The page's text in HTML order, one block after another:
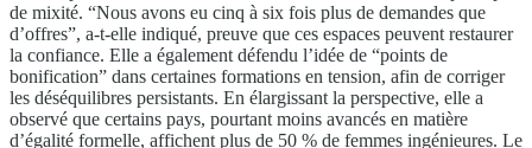
de mixité. “Nous avons eu cinq à six fois plus de demandes que
d’offres”, a-t-elle indiqué, preuve que ces espaces peuvent restaurer
la confiance. Elle a également défendu l’idée de “points de
bonification” dans certaines formations en tension, afin de corriger
les déséquilibres persistants. En élargissant la perspective, elle a
observé que certains pays, pourtant moins avancés en matière
d’égalité formelle, affichent plus de 50 % de femmes ingénieures. Le